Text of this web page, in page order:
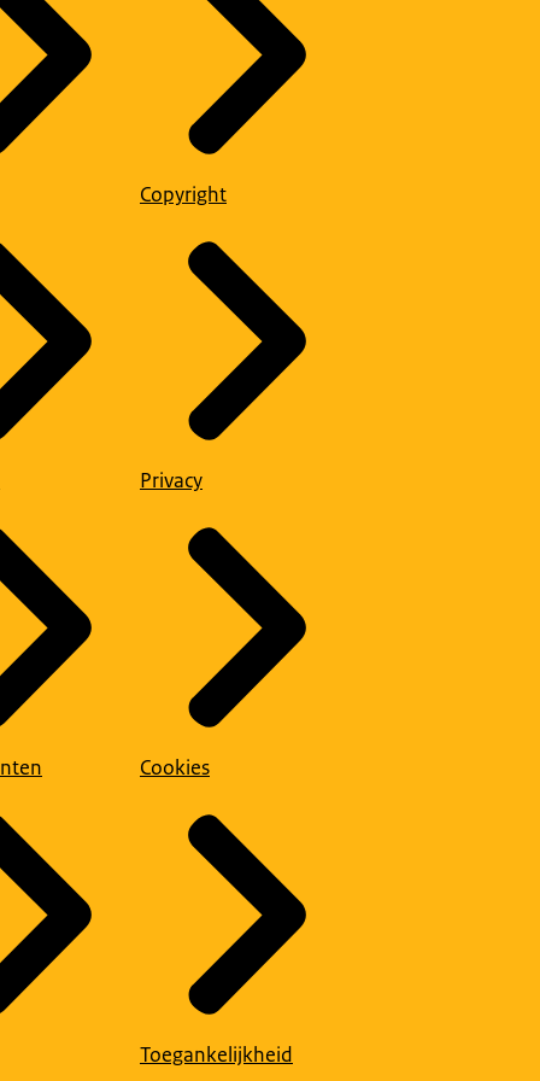
Copyright
Privacy
Cookies
Toegankelijkheid